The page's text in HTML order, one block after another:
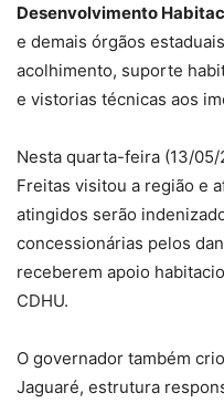
Desenvolvimento
e demais órgãos
acolhimento, suporte
e vistorias técnicas aos
Nesta quarta-feira (13/
Freitas visitou a região e
atingidos serão
concessionárias pelos
receberem apoio
CDHU.
O governador também
Jaguaré, estrutura